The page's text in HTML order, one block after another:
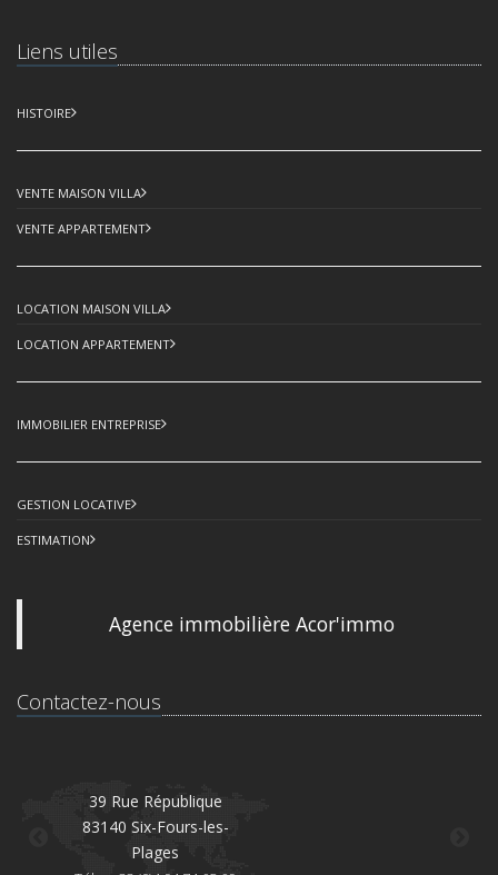
Liens utiles
HISTOIRE
VENTE MAISON VILLA
VENTE APPARTEMENT
LOCATION MAISON VILLA
LOCATION APPARTEMENT
IMMOBILIER ENTREPRISE
GESTION LOCATIVE
ESTIMATION
Agence immobilière Acor'immo
Contactez-nous
39 Rue République
83140 Six-Fours-les-
Plages